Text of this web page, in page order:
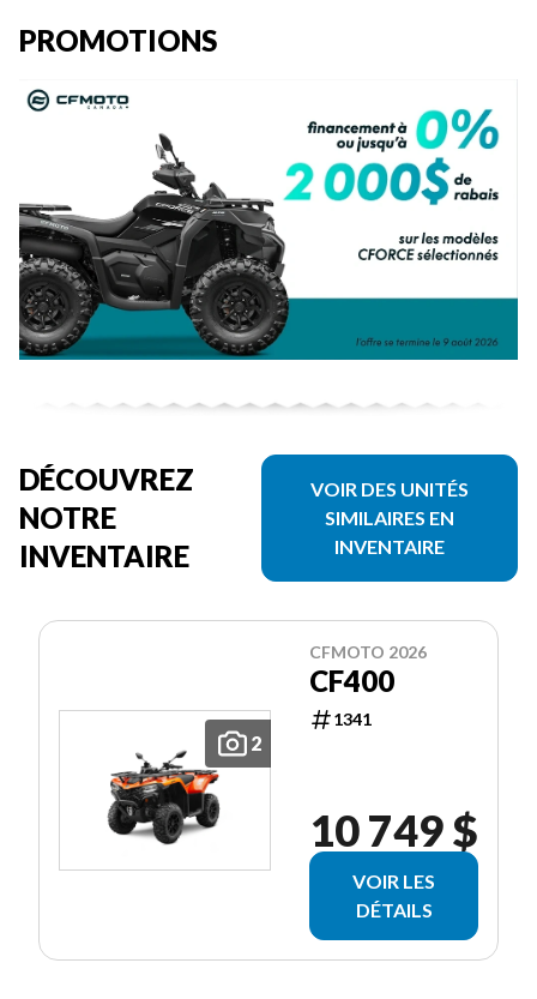
PROMOTIONS
DÉCOUVREZ
NOTRE
INVENTAIRE
VOIR DES UNITÉS
SIMILAIRES EN
INVENTAIRE
2
CFMOTO 2026
CF400
1341
10 749 $
VOIR LES
DÉTAILS